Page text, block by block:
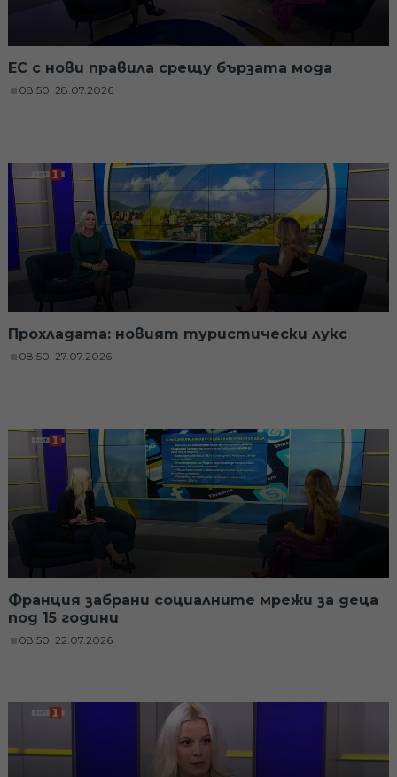
ЕС с нови правила срещу бързата мода
08:50, 28.07.2026
Прохладата: новият туристически лукс
08:50, 27.07.2026
Франция забрани социалните мрежи за деца
под 15 години
08:50, 22.07.2026